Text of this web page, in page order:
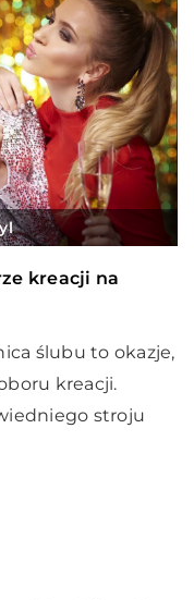
kreacji na
ślubu to okazje,
kreacji.
stroju